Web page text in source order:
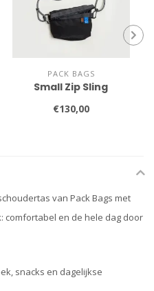
PACK BAGS
Small Zip Sling
€130,00
van Pack Bags met
comfortabel en de hele dag door
snacks en dagelijkse